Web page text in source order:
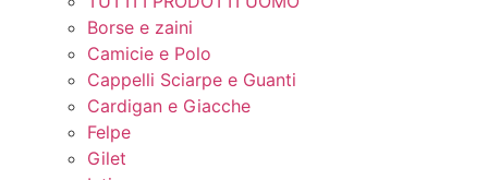
Borse e zaini
Camicie e Polo
Cappelli Sciarpe e Guanti
Cardigan e Giacche
Felpe
Gilet